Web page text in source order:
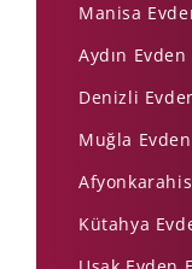
Manisa
Aydın
Denizli
Muğla
Kütahya